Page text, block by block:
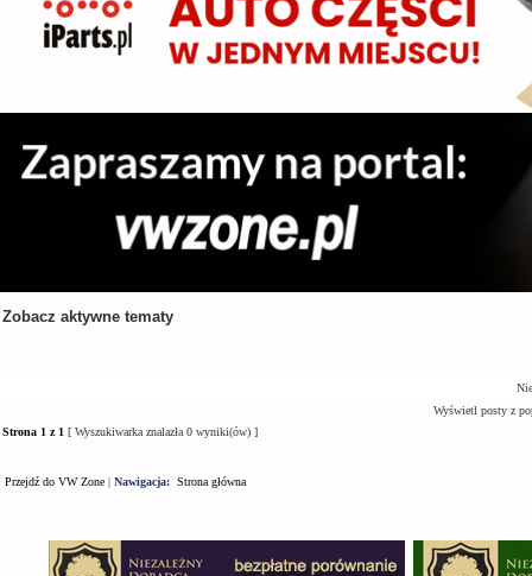
Zobacz aktywne tematy
Wyświetl posty z
Strona 1 z 1 [ Wyszukiwarka znalazła 0 wyniki(ów) ]
Przejdź do VW Zone | Nawigacja: Strona główna